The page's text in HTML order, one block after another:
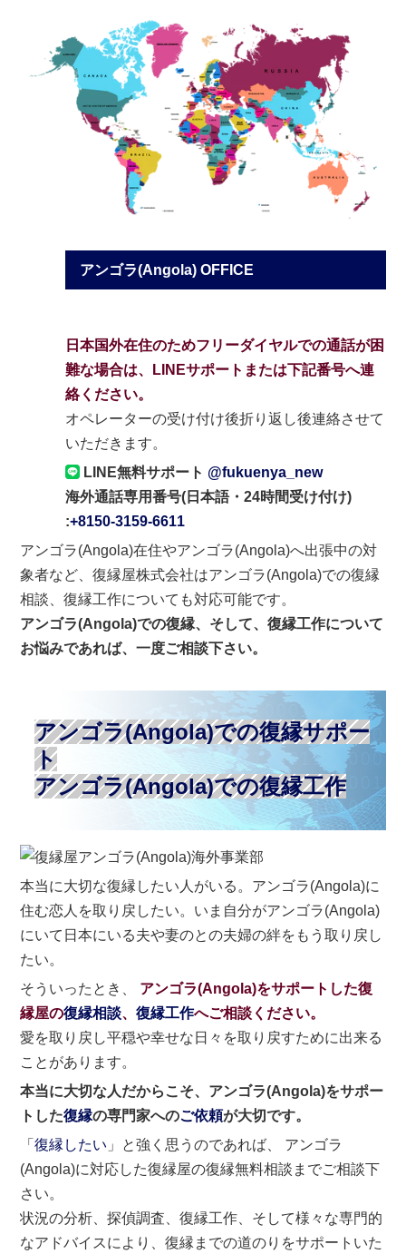
アンゴラ(Angola) OFFICE
日本国外在住のためフリーダイヤルでの通話が困
難な場合は、LINEサポートまたは下記番号へ連
絡ください。
オペレーターの受け付け後折り返し後連絡させて
いただきます。
LINE無料サポート @fukuenya_new
海外通話専用番号(日本語・24時間受け付け)
:+8150-3159-6611
アンゴラ(Angola)在住やアンゴラ(Angola)へ出張中の対
象者など、復縁屋株式会社はアンゴラ(Angola)での復縁
相談、復縁工作についても対応可能です。
アンゴラ(Angola)での復縁、そして、復縁工作について
お悩みであれば、一度ご相談下さい。
アンゴラ(Angola)での復縁サポー
ト
アンゴラ(Angola)での復縁工作
本当に大切な復縁したい人がいる。アンゴラ(Angola)に
住む恋人を取り戻したい。いま自分がアンゴラ(Angola)
にいて日本にいる夫や妻のとの夫婦の絆をもう取り戻し
たい。
そういったとき、
アンゴラ(Angola)をサポートした復
縁屋の復縁相談、復縁工作へご相談ください。
愛を取り戻し平穏や幸せな日々を取り戻すために出来る
ことがあります。
本当に大切な人だからこそ、アンゴラ(Angola)をサポー
トした復縁の専門家へのご依頼が大切です。
「復縁したい 」と強く思うのであれば、 アンゴラ
(Angola)に対応した復縁屋の復縁無料相談までご相談下
さい。
状況の分析、探偵調査、復縁工作、そして様々な専門的
なアドバイスにより、復縁までの道のりをサポートいた